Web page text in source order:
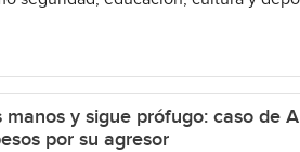
manos y sigue prófugo: caso de
por su agresor